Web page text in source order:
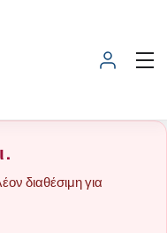
διαθέσιμη για